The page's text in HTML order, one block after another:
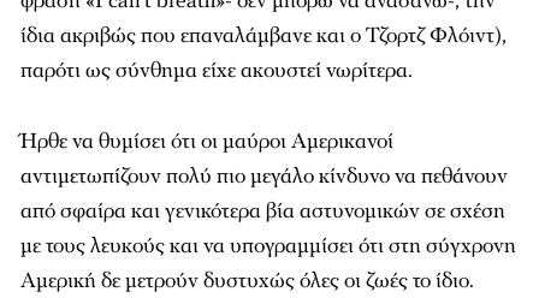
ίδια ακριβώς που επαναλάμβανε και ο Τζορτζ Φλόιντ),
παρότι ως σύνθημα είχε ακουστεί νωρίτερα.
Ήρθε να θυμίσει ότι οι μαύροι Αμερικανοί
αντιμετωπίζουν πολύ πιο μεγάλο κίνδυνο να πεθάνουν
από σφαίρα και γενικότερα βία αστυνομικών σε σχέση
με τους λευκούς και να υπογραμμίσει ότι στη σύγχρονη
Αμερική δε μετρούν δυστυχώς όλες οι ζωές το ίδιο.